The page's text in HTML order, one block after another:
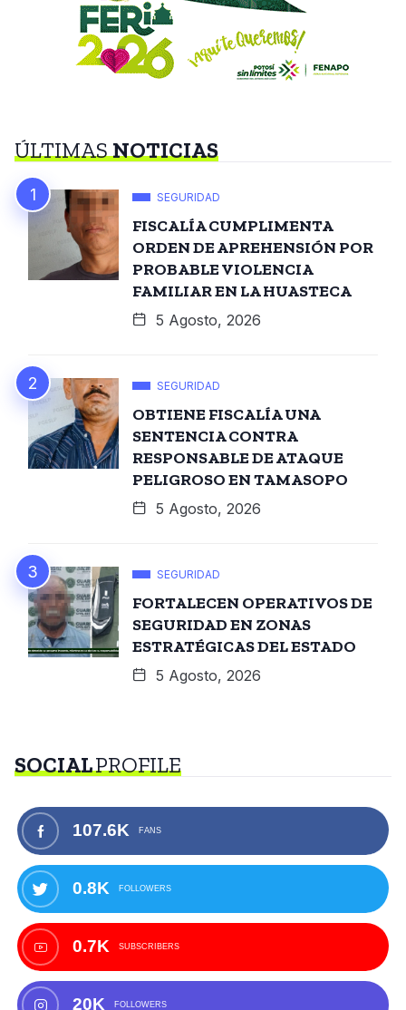
ÚLTIMASNOTICIAS
SEGURIDAD
FISCALÍA CUMPLIMENTA
ORDEN DE APREHENSIÓN POR
PROBABLE VIOLENCIA
FAMILIAR EN LA HUASTECA
5 Agosto, 2026
SEGURIDAD
OBTIENE FISCALÍA UNA
SENTENCIA CONTRA
RESPONSABLE DE ATAQUE
PELIGROSO EN TAMASOPO
5 Agosto, 2026
SEGURIDAD
FORTALECEN OPERATIVOS DE
SEGURIDAD EN ZONAS
ESTRATÉGICAS DEL ESTADO
5 Agosto, 2026
SOCIALPROFILE
107.6K FANS
0.8K FOLLOWERS
0.7K SUBSCRIBERS
20K FOLLOWERS